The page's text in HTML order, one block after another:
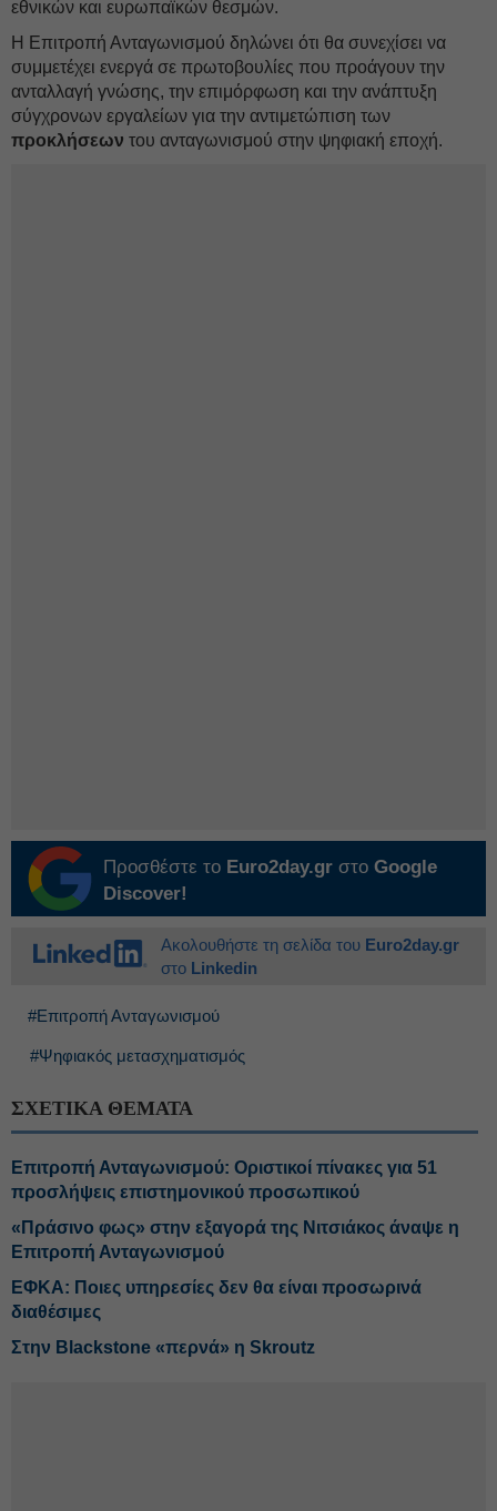
εθνικών και ευρωπαϊκών θεσμών.
Η Επιτροπή Ανταγωνισμού δηλώνει ότι θα συνεχίσει να
συμμετέχει ενεργά σε πρωτοβουλίες που προάγουν την
ανταλλαγή γνώσης, την επιμόρφωση και την ανάπτυξη
σύγχρονων εργαλείων για την αντιμετώπιση των
προκλήσεων του ανταγωνισμού στην ψηφιακή εποχή.
Προσθέστε το Euro2day.gr στο Google
Discover!
Ακολουθήστε τη σελίδα του Euro2day.gr
στο Linkedin
#Επιτροπή Ανταγωνισμού
#Ψηφιακός μετασχηματισμός
ΣΧΕΤΙΚΑ ΘΕΜΑΤΑ
Επιτροπή Ανταγωνισμού: Οριστικοί πίνακες για 51
προσλήψεις επιστημονικού προσωπικού
«Πράσινο φως» στην εξαγορά της Νιτσιάκος άναψε η
Επιτροπή Ανταγωνισμού
ΕΦΚΑ: Ποιες υπηρεσίες δεν θα είναι προσωρινά
διαθέσιμες
Στην Blackstone «περνά» η Skroutz